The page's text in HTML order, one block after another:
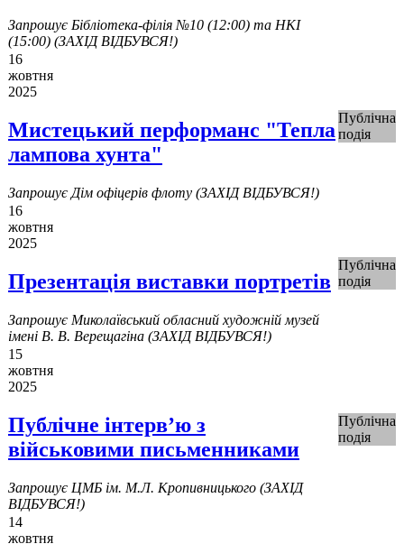
Запрошує Бібліотека-філія №10 (12:00) та НКІ
(15:00) (ЗАХІД ВІДБУВСЯ!)
16
жовтня
2025
Мистецький перформанс "Тепла
лампова хунта"
Запрошує Дім офіцерів флоту (ЗАХІД ВІДБУВСЯ!)
Публічна
подія
16
жовтня
2025
Презентація виставки портретів
Запрошує Миколаївський обласний художній музей
імені В. В. Верещагіна (ЗАХІД ВІДБУВСЯ!)
Публічна
подія
15
жовтня
2025
Публічне інтерв’ю з
військовими письменниками
Запрошує ЦМБ ім. М.Л. Кропивницького (ЗАХІД
ВІДБУВСЯ!)
Публічна
подія
14
жовтня